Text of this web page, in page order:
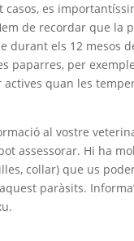
casos, es
de recordar que la
durant els 12 mesos
paparres, per
actives quan les
al vostre
assessorar. Hi ha
collar) que us
paràsits.